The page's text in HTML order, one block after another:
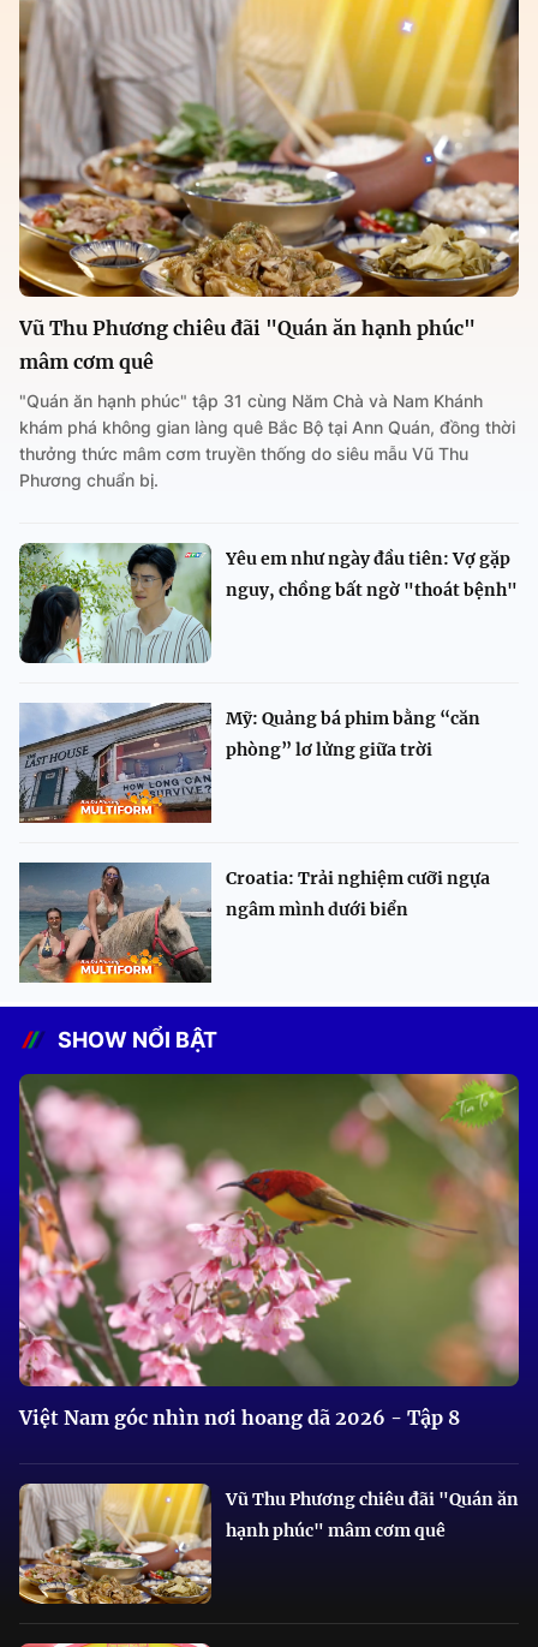
Vũ Thu Phương chiêu đãi "Quán ăn hạnh phúc"
mâm cơm quê
"Quán ăn hạnh phúc" tập 31 cùng Năm Chà và Nam Khánh
khám phá không gian làng quê Bắc Bộ tại Ann Quán, đồng thời
thưởng thức mâm cơm truyền thống do siêu mẫu Vũ Thu
Phương chuẩn bị.
Yêu em như ngày đầu tiên: Vợ gặp
nguy, chồng bất ngờ "thoát bệnh"
Mỹ: Quảng bá phim bằng “căn
phòng” lơ lửng giữa trời
Croatia: Trải nghiệm cưỡi ngựa
ngâm mình dưới biển
SHOW NỔI BẬT
Việt Nam góc nhìn nơi hoang dã 2026 - Tập 8
Vũ Thu Phương chiêu đãi "Quán ăn
hạnh phúc" mâm cơm quê